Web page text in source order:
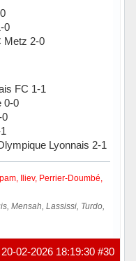
0
Metz 2-0
FC 1-1
0-0
Lyonnais 2-1
Iliev, Perrier-Doumbé,
Mensah, Lassissi, Turdo,
#30
20-02-2026 18:19:30